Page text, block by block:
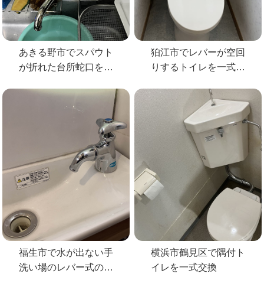
あきる野市でスパウト
が折れた台所蛇口を
狛江市でレバーが空回
りするトイレを一式交
福生市で水が出ない手
洗い場のレバー式の蛇
横浜市鶴見区で隅付ト
イレを一式交換